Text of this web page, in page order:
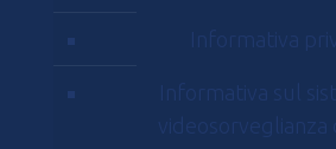
Informativa
Informativa sul
videosorveglianza